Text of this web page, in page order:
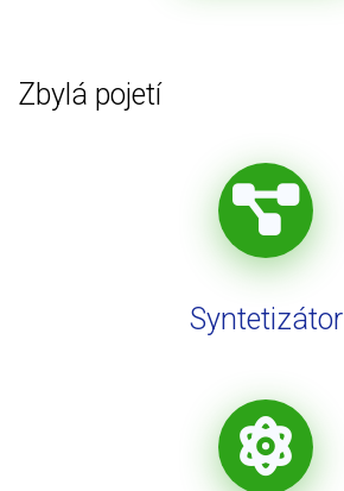
Zbylá pojetí
Syntetizátor